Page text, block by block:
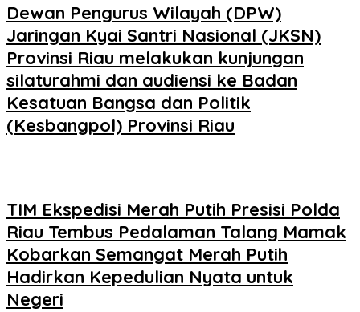
Dewan Pengurus Wilayah (DPW)
Jaringan Kyai Santri Nasional (JKSN)
Provinsi Riau melakukan kunjungan
silaturahmi dan audiensi ke Badan
Kesatuan Bangsa dan Politik
(Kesbangpol) Provinsi Riau
TIM Ekspedisi Merah Putih Presisi Polda
Riau Tembus Pedalaman Talang Mamak
Kobarkan Semangat Merah Putih
Hadirkan Kepedulian Nyata untuk
Negeri